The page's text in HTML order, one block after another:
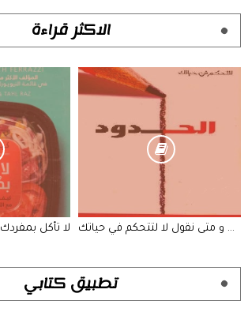
الاكثر قراءة
الحدود متى نقول نعم و متى نقول لا لتتحكم في حياتك لا تأكل بمفردك
تطبيق كتابي